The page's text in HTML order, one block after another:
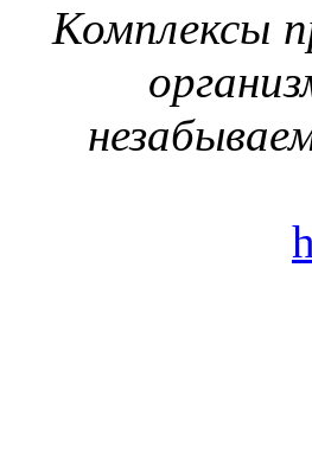
Комплексы